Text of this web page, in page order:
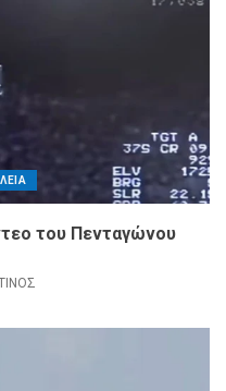
του Πενταγώνου